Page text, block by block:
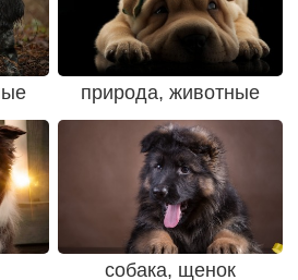
природа, животные
собака, щенок